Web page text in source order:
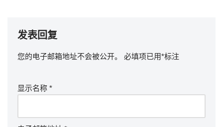
发表回复
您的电子邮箱地址不会被公开。 必填项已用*标注
显示名称 *